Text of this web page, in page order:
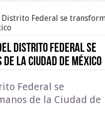
Distrito Federal se
Distrito Federal se
la Ciudad de México
Federal se
de la Ciudad de